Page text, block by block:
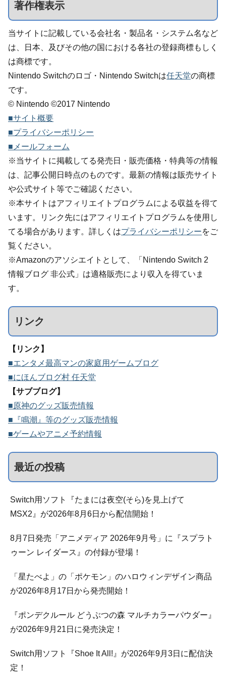
著作権表示
当サイトに記載している会社名・製品名・システム名など
は、日本、及びその他の国における各社の登録商標もしく
は商標です。
Nintendo Switchのロゴ・Nintendo Switchは任天堂の商標
です。
© Nintendo ©2017 Nintendo
■サイト概要
■プライバシーポリシー
■メールフォーム
※当サイトに掲載してる発売日・販売価格・特典等の情報
は、記事公開日時点のものです。最新の情報は販売サイト
や公式サイト等でご確認ください。
※本サイトはアフィリエイトプログラムによる収益を得て
います。リンク先にはアフィリエイトプログラムを使用し
てる場合があります。詳しくはプライバシーポリシーをご
覧ください。
※Amazonのアソシエイトとして、「Nintendo Switch 2
情報ブログ 非公式」は適格販売により収入を得ていま
す。
リンク
【リンク】
■エンタメ最高マンの家庭用ゲームブログ
■にほんブログ村 任天堂
【サブブログ】
■原神のグッズ販売情報
■『鳴潮』等のグッズ販売情報
■ゲームやアニメ予約情報
最近の投稿
Switch用ソフト『たまには夜空(そら)を見上げて
MSX2』が2026年8月6日から配信開始！
8月7日発売「アニメディア 2026年9月号」に『スプラト
ゥーン レイダース』の付録が登場！
「星たべよ」の「ポケモン」のハロウィンデザイン商品
が2026年8月17日から発売開始！
『ポンデクルール どうぶつの森 マルチカラーパウダー』
が2026年9月21日に発売決定！
Switch用ソフト『Shoe It All!』が2026年9月3日に配信決
定！